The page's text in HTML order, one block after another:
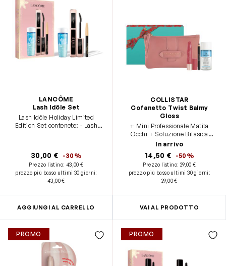
LANCÔME
Lash Idôle Set
Lash Idôle Holiday Limited
Edition Set contenete: - Lash
Eye Pen Mini 027 Noir - formato
viaggio
30,00 € -30%
Prezzo listino: 43,00 €
prezzo più basso ultimi 30 giorni:
43,00 €
AGGIUNGI AL CARRELLO
COLLISTAR
Cofanetto Twist Balmy
Gloss
+ Mini Professionale Matita
Occhi + Soluzione Bifasica
Struccante 35 ml
In arrivo
14,50 € -50%
Prezzo listino: 29,00 €
prezzo più basso ultimi 30 giorni :
29,00 €
VAI AL PRODOTTO
PROMO PROMO